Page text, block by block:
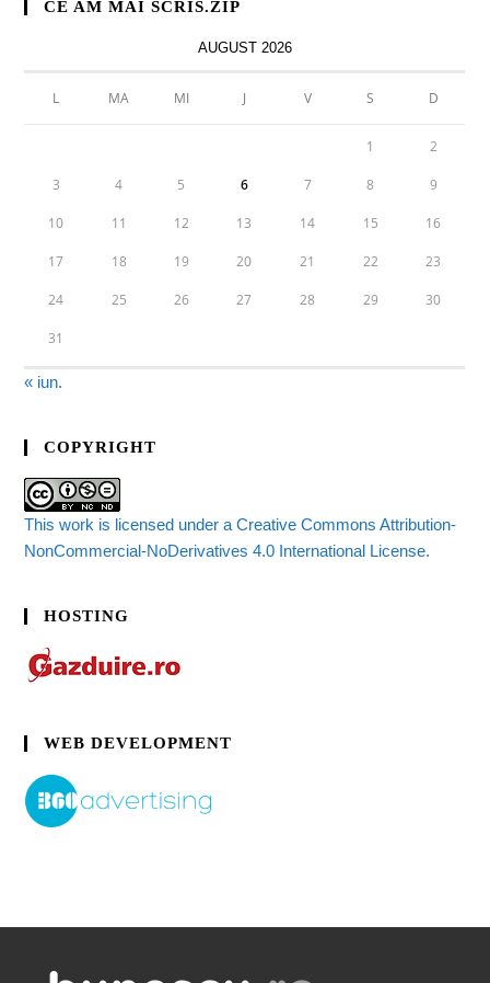
CE AM MAI SCRIS.ZIP
AUGUST 2026
L MA MI J V S D
1 2
3 4 5 6 7 8 9
10 11 12 13 14 15 16
17 18 19 20 21 22 23
24 25 26 27 28 29 30
31
« iun.
COPYRIGHT
This work is licensed under a Creative Commons Attribution-
NonCommercial-NoDerivatives 4.0 International License.
HOSTING
WEB DEVELOPMENT